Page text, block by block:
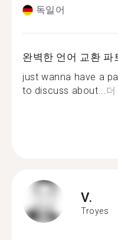
독일어
완벽한 언어 교환 파
just wanna have a
to discuss about...더
V.
Troyes